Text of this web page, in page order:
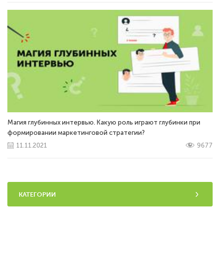
Магия глубинных интервью. Какую роль играют глубинки при
формировании маркетинговой стратегии?
11.11.2021
9677
КАТЕГОРИИ